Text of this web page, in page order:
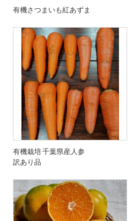
有機さつまいも紅あずま
有機栽培 千葉県産人参
訳あり品